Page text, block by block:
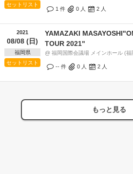
セットリスト
1 件 0 人 2 人
2021
08/08 (日)
福岡県
セットリスト
YAMAZAKI
TOUR 2021"
@ 福岡国際会議場 メインホール (福
-- 件 0 人 2 人
もっと見る